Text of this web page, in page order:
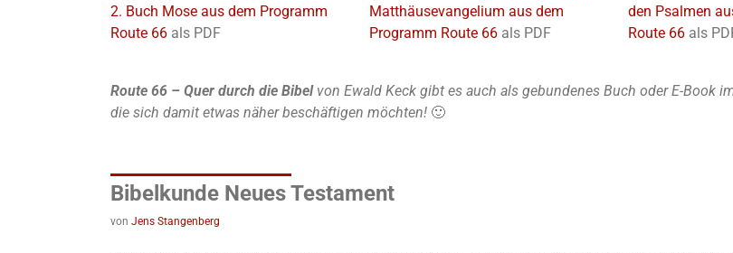
2. Buch Mose aus dem Programm
Route 66 als PDF
Matthäusevangelium aus dem
Programm Route 66 als PDF
den Psalmen
Route 66 als
Route 66 – Quer durch die Bibel von Ewald Keck gibt es auch als gebundenes Buch oder E-Book
die sich damit etwas näher beschäftigen möchten! 🙂
Bibelkunde Neues Testament
von Jens Stangenberg